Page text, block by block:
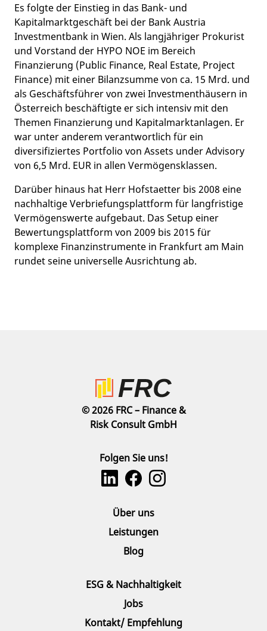
Es folgte der Einstieg in das Bank- und
Kapitalmarktgeschäft bei der Bank Austria
Investmentbank in Wien. Als langjähriger Prokurist
und Vorstand der HYPO NOE im Bereich
Finanzierung (Public Finance, Real Estate, Project
Finance) mit einer Bilanzsumme von ca. 15 Mrd. und
als Geschäftsführer von zwei Investmenthäusern in
Österreich beschäftigte er sich intensiv mit den
Themen Finanzierung und Kapitalmarktanlagen. Er
war unter anderem verantwortlich für ein
diversifiziertes Portfolio von Assets under Advisory
von 6,5 Mrd. EUR in allen Vermögensklassen.
Darüber hinaus hat Herr Hofstaetter bis 2008 eine
nachhaltige Verbriefungsplattform für langfristige
Vermögenswerte aufgebaut. Das Setup einer
Bewertungsplattform von 2009 bis 2015 für
komplexe Finanzinstrumente in Frankfurt am Main
rundet seine universelle Ausrichtung ab.
© 2026 FRC – Finance &
Risk Consult GmbH
Folgen Sie uns!
Über uns
Leistungen
Blog
ESG & Nachhaltigkeit
Jobs
Kontakt/ Empfehlung